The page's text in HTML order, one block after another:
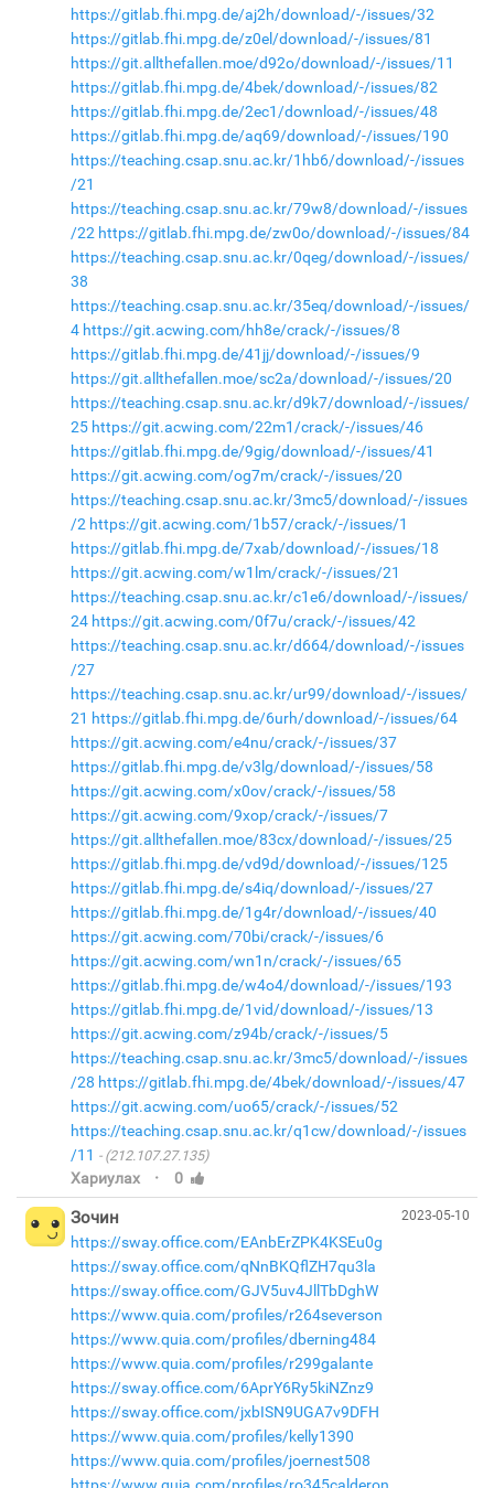
https://gitlab.fhi.mpg.de/aj2h/download/-/issues/32
https://gitlab.fhi.mpg.de/z0el/download/-/issues/81
https://git.allthefallen.moe/d92o/download/-/issues/11
https://gitlab.fhi.mpg.de/4bek/download/-/issues/82
https://gitlab.fhi.mpg.de/2ec1/download/-/issues/48
https://gitlab.fhi.mpg.de/aq69/download/-/issues/190
https://teaching.csap.snu.ac.kr/1hb6/download/-/issues
/21
https://teaching.csap.snu.ac.kr/79w8/download/-/issues
/22 https://gitlab.fhi.mpg.de/zw0o/download/-/issues/84
https://teaching.csap.snu.ac.kr/0qeg/download/-/issues/
38
https://teaching.csap.snu.ac.kr/35eq/download/-/issues/
4 https://git.acwing.com/hh8e/crack/-/issues/8
https://gitlab.fhi.mpg.de/41jj/download/-/issues/9
https://git.allthefallen.moe/sc2a/download/-/issues/20
https://teaching.csap.snu.ac.kr/d9k7/download/-/issues/
25 https://git.acwing.com/22m1/crack/-/issues/46
https://gitlab.fhi.mpg.de/9gig/download/-/issues/41
https://git.acwing.com/og7m/crack/-/issues/20
https://teaching.csap.snu.ac.kr/3mc5/download/-/issues
/2 https://git.acwing.com/1b57/crack/-/issues/1
https://gitlab.fhi.mpg.de/7xab/download/-/issues/18
https://git.acwing.com/w1lm/crack/-/issues/21
https://teaching.csap.snu.ac.kr/c1e6/download/-/issues/
24 https://git.acwing.com/0f7u/crack/-/issues/42
https://teaching.csap.snu.ac.kr/d664/download/-/issues
/27
https://teaching.csap.snu.ac.kr/ur99/download/-/issues/
21 https://gitlab.fhi.mpg.de/6urh/download/-/issues/64
https://git.acwing.com/e4nu/crack/-/issues/37
https://gitlab.fhi.mpg.de/v3lg/download/-/issues/58
https://git.acwing.com/x0ov/crack/-/issues/58
https://git.acwing.com/9xop/crack/-/issues/7
https://git.allthefallen.moe/83cx/download/-/issues/25
https://gitlab.fhi.mpg.de/vd9d/download/-/issues/125
https://gitlab.fhi.mpg.de/s4iq/download/-/issues/27
https://gitlab.fhi.mpg.de/1g4r/download/-/issues/40
https://git.acwing.com/70bi/crack/-/issues/6
https://git.acwing.com/wn1n/crack/-/issues/65
https://gitlab.fhi.mpg.de/w4o4/download/-/issues/193
https://gitlab.fhi.mpg.de/1vid/download/-/issues/13
https://git.acwing.com/z94b/crack/-/issues/5
https://teaching.csap.snu.ac.kr/3mc5/download/-/issues
/28 https://gitlab.fhi.mpg.de/4bek/download/-/issues/47
https://git.acwing.com/uo65/crack/-/issues/52
https://teaching.csap.snu.ac.kr/q1cw/download/-/issues
/11
(212.107.27.135)
Хариулах · 0
2023-05-10
Зочин
https://sway.office.com/EAnbErZPK4KSEu0g
https://sway.office.com/qNnBKQflZH7qu3la
https://sway.office.com/GJV5uv4JllTbDghW
https://www.quia.com/profiles/r264severson
https://www.quia.com/profiles/dberning484
https://www.quia.com/profiles/r299galante
https://sway.office.com/6AprY6Ry5kiNZnz9
https://sway.office.com/jxbISN9UGA7v9DFH
https://www.quia.com/profiles/kelly1390
https://www.quia.com/profiles/joernest508
https://www.quia.com/profiles/ro345calderon